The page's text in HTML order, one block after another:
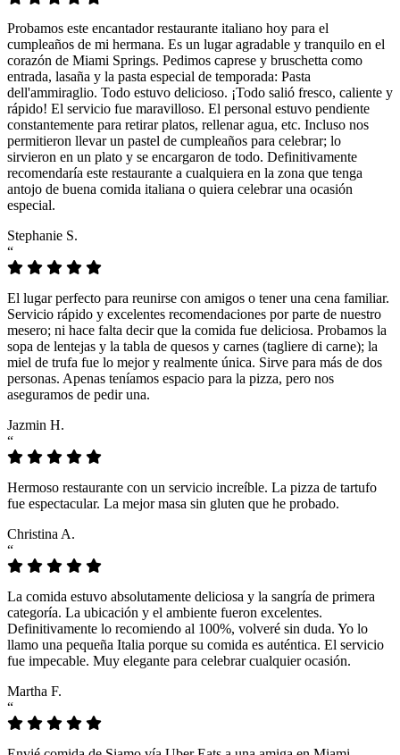
Probamos este encantador restaurante italiano hoy para el
cumpleaños de mi hermana. Es un lugar agradable y tranquilo en el
corazón de Miami Springs. Pedimos caprese y bruschetta como
entrada, lasaña y la pasta especial de temporada: Pasta
dell'ammiraglio. Todo estuvo delicioso. ¡Todo salió fresco, caliente y
rápido! El servicio fue maravilloso. El personal estuvo pendiente
constantemente para retirar platos, rellenar agua, etc. Incluso nos
permitieron llevar un pastel de cumpleaños para celebrar; lo
sirvieron en un plato y se encargaron de todo. Definitivamente
recomendaría este restaurante a cualquiera en la zona que tenga
antojo de buena comida italiana o quiera celebrar una ocasión
especial.
Stephanie S.
“
El lugar perfecto para reunirse con amigos o tener una cena familiar.
Servicio rápido y excelentes recomendaciones por parte de nuestro
mesero; ni hace falta decir que la comida fue deliciosa. Probamos la
sopa de lentejas y la tabla de quesos y carnes (tagliere di carne); la
miel de trufa fue lo mejor y realmente única. Sirve para más de dos
personas. Apenas teníamos espacio para la pizza, pero nos
aseguramos de pedir una.
Jazmin H.
“
Hermoso restaurante con un servicio increíble. La pizza de tartufo
fue espectacular. La mejor masa sin gluten que he probado.
Christina A.
“
La comida estuvo absolutamente deliciosa y la sangría de primera
categoría. La ubicación y el ambiente fueron excelentes.
Definitivamente lo recomiendo al 100%, volveré sin duda. Yo lo
llamo una pequeña Italia porque su comida es auténtica. El servicio
fue impecable. Muy elegante para celebrar cualquier ocasión.
Martha F.
“